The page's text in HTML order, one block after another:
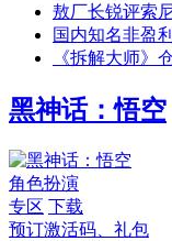
敖厂长锐评索
国内知名非盈
《拆解大师》
黑神话：悟空
角色扮演
专区 下载
预订激活码、礼包